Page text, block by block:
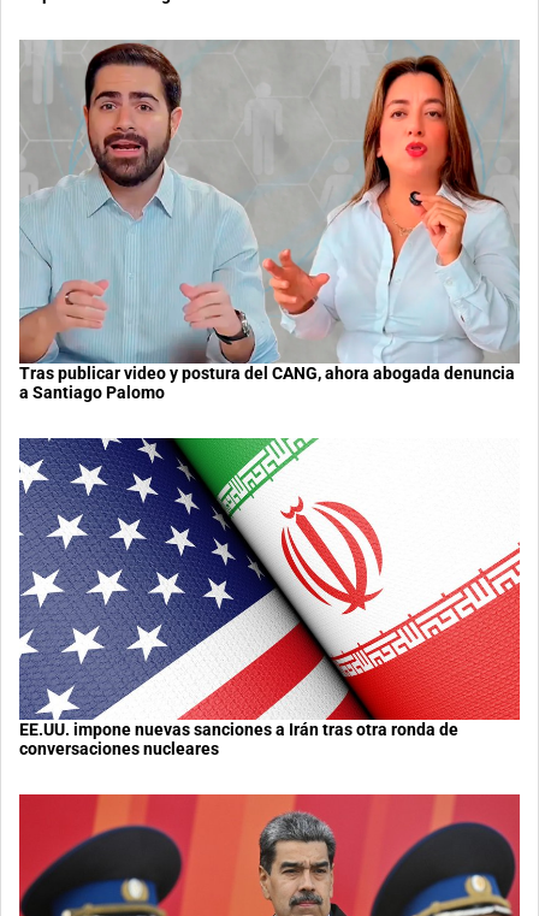
Tras publicar video y postura del CANG, ahora abogada denuncia
a Santiago Palomo
EE.UU. impone nuevas sanciones a Irán tras otra ronda de
conversaciones nucleares